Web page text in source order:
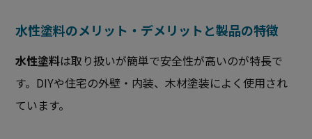
水性塗料のメリット・デメリットと製品の特徴
水性塗料は取り扱いが簡単で安全性が高いのが特長で
す。DIYや住宅の外壁・内装、木材塗装によく使用され
ています。